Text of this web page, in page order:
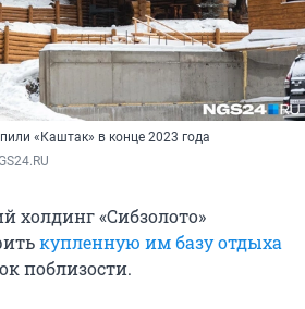
«Каштак» в конце 2023 года
холдинг «Сибзолото»
купленную им базу отдыха
поблизости.